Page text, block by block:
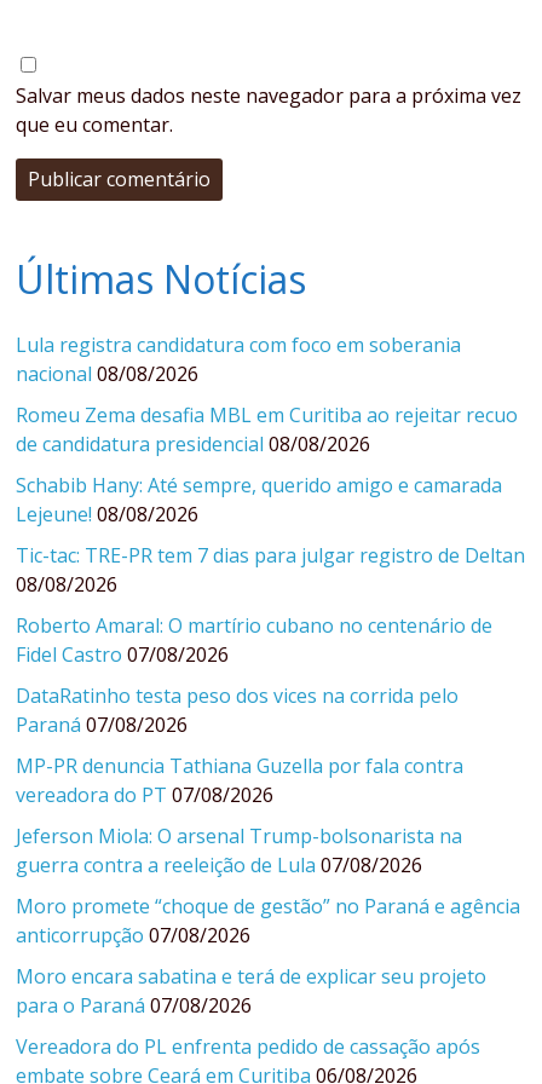
Salvar meus dados neste navegador para a próxima vez
que eu comentar.
Últimas Notícias
Lula registra candidatura com foco em soberania
nacional 08/08/2026
Romeu Zema desafia MBL em Curitiba ao rejeitar recuo
de candidatura presidencial 08/08/2026
Schabib Hany: Até sempre, querido amigo e camarada
Lejeune! 08/08/2026
Tic-tac: TRE-PR tem 7 dias para julgar registro de Deltan
08/08/2026
Roberto Amaral: O martírio cubano no centenário de
Fidel Castro 07/08/2026
DataRatinho testa peso dos vices na corrida pelo
Paraná 07/08/2026
MP-PR denuncia Tathiana Guzella por fala contra
vereadora do PT 07/08/2026
Jeferson Miola: O arsenal Trump-bolsonarista na
guerra contra a reeleição de Lula 07/08/2026
Moro promete “choque de gestão” no Paraná e agência
anticorrupção 07/08/2026
Moro encara sabatina e terá de explicar seu projeto
para o Paraná 07/08/2026
Vereadora do PL enfrenta pedido de cassação após
embate sobre Ceará em Curitiba 06/08/2026